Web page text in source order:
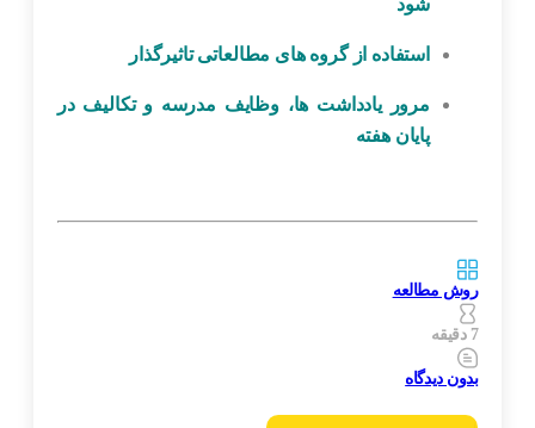
استفاده از گروه های مطالعاتی تاثیرگذار
مرور یادداشت ها، وظایف مدرسه و تکالیف در
پایان هفته
روش مطالعه
بدون دیدگاه